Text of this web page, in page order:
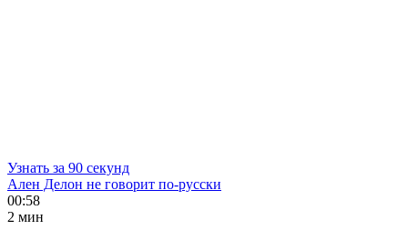
Узнать за 90 секунд
Ален Делон не говорит по-русски
00:58
2 мин